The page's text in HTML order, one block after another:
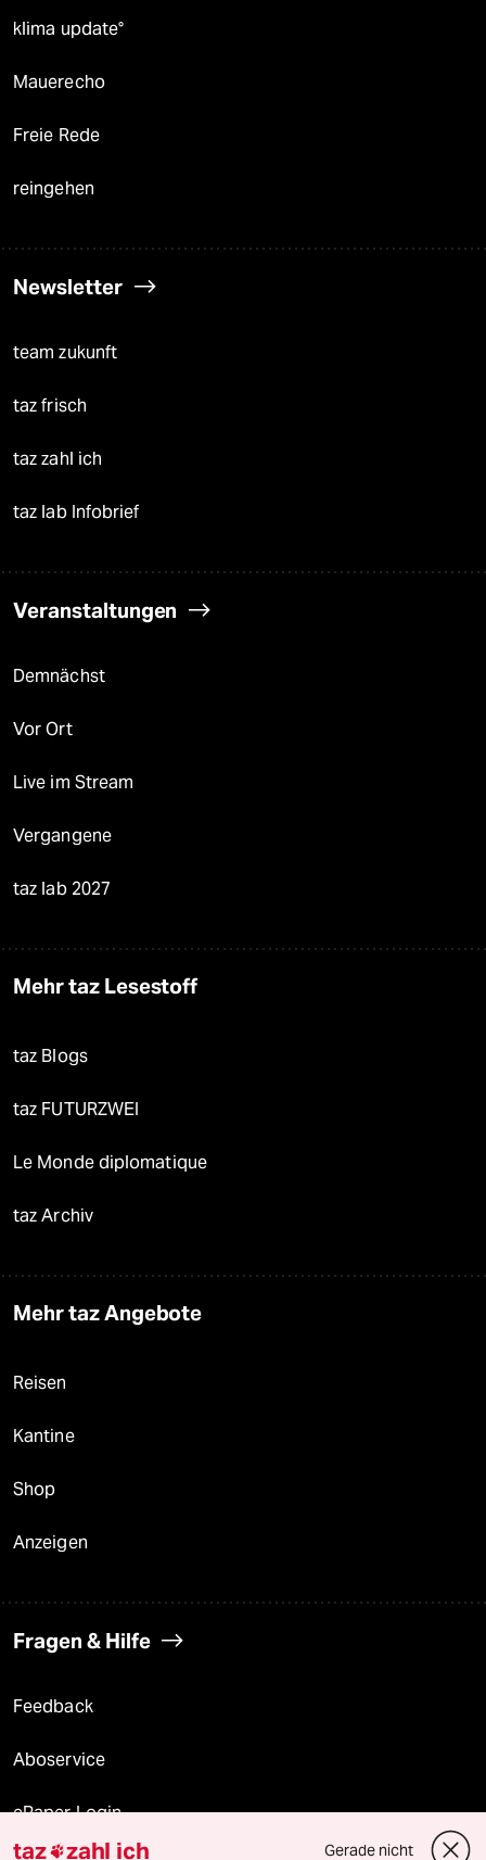
klima update°
Mauerecho
Freie Rede
reingehen
Newsletter
team zukunft
taz frisch
taz zahl ich
taz lab Infobrief
Veranstaltungen
Demnächst
Vor Ort
Live im Stream
Vergangene
taz lab 2027
Mehr taz Lesestoff
taz Blogs
taz FUTURZWEI
Le Monde diplomatique
taz Archiv
Mehr taz Angebote
Reisen
Kantine
Shop
Anzeigen
Fragen & Hilfe
Feedback
Aboservice
ePaper Login
taz zahl ich Gerade nicht